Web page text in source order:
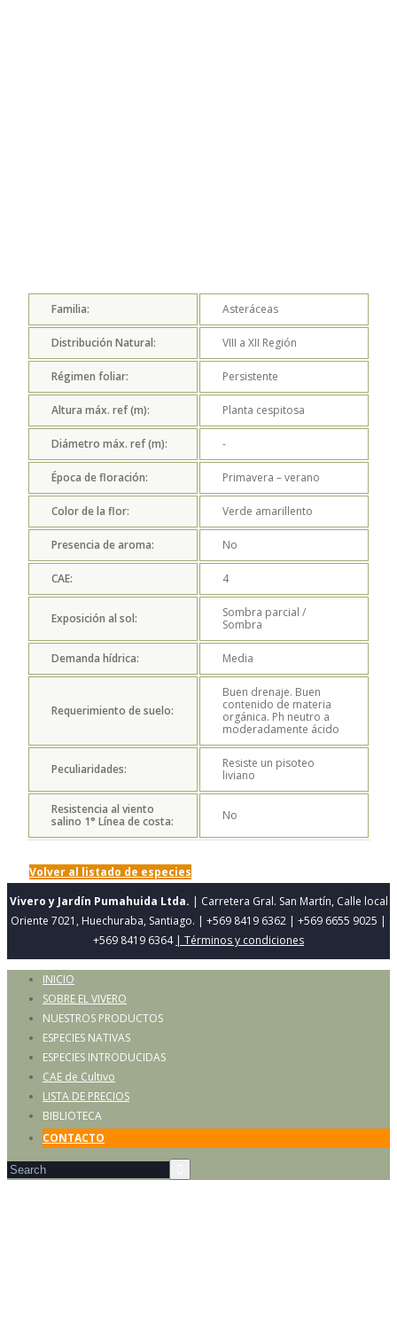
Familia: Asteráceas
Distribución Natural: VIII a XII Región
Régimen foliar: Persistente
Altura máx. ref (m): Planta cespitosa
Diámetro máx. ref (m): -
Época de floración: Primavera – verano
Color de la flor: Verde amarillento
Presencia de aroma: No
CAE: 4
Exposición al sol:
Sombra parcial /
Sombra
Demanda hídrica: Media
Requerimiento de suelo:
Buen drenaje. Buen
contenido de materia
orgánica. Ph neutro a
moderadamente ácido
Peculiaridades:
Resiste un pisoteo
liviano
Resistencia al viento
salino 1° Línea de costa:
No
Volver al listado de especies
Vivero y Jardín Pumahuida Ltda. | Carretera Gral. San Martín, Calle local
Oriente 7021, Huechuraba, Santiago. | +569 8419 6362 | +569 6655 9025 |
+569 8419 6364 | Términos y condiciones
INICIO
SOBRE EL VIVERO
NUESTROS PRODUCTOS
ESPECIES NATIVAS
ESPECIES INTRODUCIDAS
CAE de Cultivo
LISTA DE PRECIOS
BIBLIOTECA
CONTACTO